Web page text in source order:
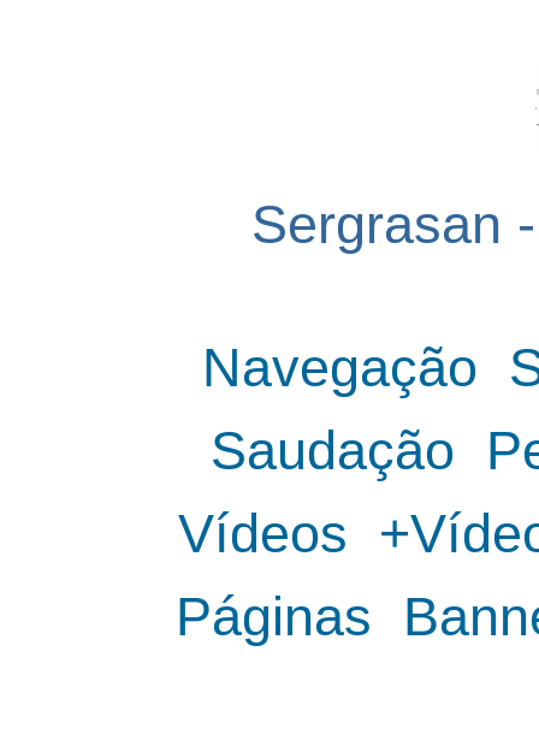
Sergrasan
Navegação
Saudação
Vídeos
Páginas